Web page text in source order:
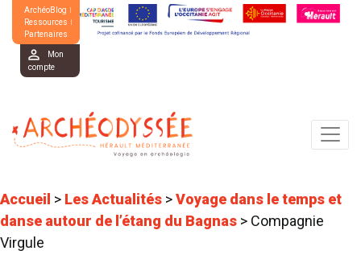
ArchéoBlog
Ressources
Partenaires
Mon
compte
Accueil > Les Actualités >Voyage dans le temps et
danse autour de l’étang du Bagnas > Compagnie
Virgule